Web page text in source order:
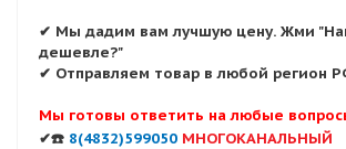
✔ Мы дадим вам лучшую цену. Жми
дешевле?"
✔ Отправляем товар в любой регион
Мы готовы ответить на любые
✔☎️ 8(4832)599050 МНОГОКАНАЛЬНЫЙ